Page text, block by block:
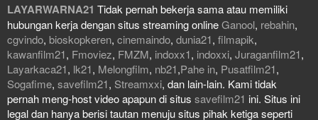
LAYARWARNA21 Tidak pernah bekerja sama atau memiliki
hubungan kerja dengan situs streaming onlineGanool, rebahin,
cgvindo, bioskopkeren, cinemaindo, dunia21, filmapik,
kawanfilm21, Fmoviez, FMZM, indoxx1, indoxxi, Juraganfilm21,
Layarkaca21, lk21, Melongfilm, nb21,Pahe in, Pusatfilm21,
Sogafime, savefilm21, Streamxxi, dan lain-lain. Kami tidak
pernah meng-host video apapun di situs savefilm21 ini. Situs ini
legal dan hanya berisi tautan menuju situs pihak ketiga seperti